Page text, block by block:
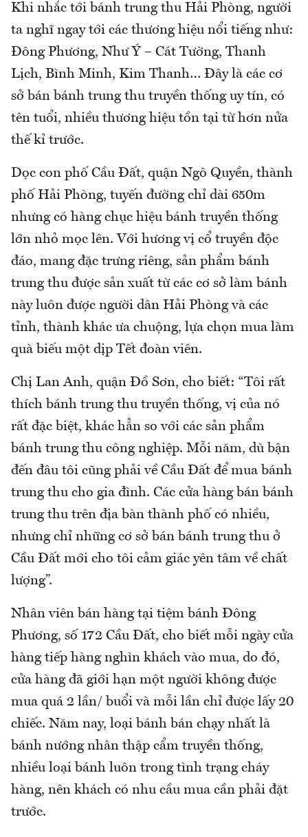
Khi nhắc tới bánh trung thu Hải Phòng, người
ta nghĩ ngay tới các thương hiệu nổi tiếng như:
Đông Phương, Như Ý – Cát Tường, Thanh
Lịch, Bình Minh, Kim Thanh… Đây là các cơ
sở bán bánh trung thu truyền thống uy tín, có
tên tuổi, nhiều thương hiệu tồn tại từ hơn nửa
thế kỉ trước.
Dọc con phố Cầu Đất, quận Ngô Quyền, thành
phố Hải Phòng, tuyến đường chỉ dài 650m
nhưng có hàng chục hiệu bánh truyền thống
lớn nhỏ mọc lên. Với hương vị cổ truyền độc
đáo, mang đặc trưng riêng, sản phẩm bánh
trung thu được sản xuất từ các cơ sở làm bánh
này luôn được người dân Hải Phòng và các
tỉnh, thành khác ưa chuộng, lựa chọn mua làm
quà biếu một dịp Tết đoàn viên.
Chị Lan Anh, quận Đồ Sơn, cho biết: “Tôi rất
thích bánh trung thu truyền thống, vị của nó
rất đặc biệt, khác hẳn so với các sản phẩm
bánh trung thu công nghiệp. Mỗi năm, dù bận
đến đâu tôi cũng phải về Cầu Đất để mua bánh
trung thu cho gia đình. Các cửa hàng bán bánh
trung thu trên địa bàn thành phố có nhiều,
nhưng chỉ những cơ sở bán bánh trung thu ở
Cầu Đất mới cho tôi cảm giác yên tâm về chất
lượng”.
Nhân viên bán hàng tại tiệm bánh Đông
Phương, số 172 Cầu Đất, cho biết mỗi ngày cửa
hàng tiếp hàng nghìn khách vào mua, do đó,
cửa hàng đã giới hạn một người không được
mua quá 2 lần/ buổi và mỗi lần chỉ được lấy 20
chiếc. Năm nay, loại bánh bán chạy nhất là
bánh nướng nhân thập cẩm truyền thống,
nhiều loại bánh luôn trong tình trạng cháy
hàng, nên khách có nhu cầu mua cần phải đặt
trước.